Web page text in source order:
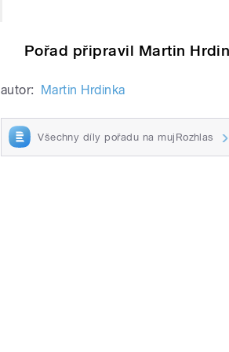
Pořad připravil Martin
autor: Martin Hrdinka
Všechny díly pořadu na mujRozhlas